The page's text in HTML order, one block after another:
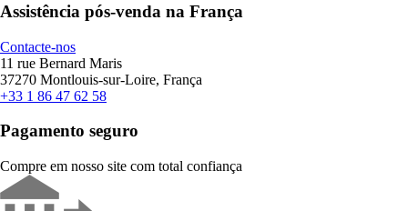
Assistência pós-venda na França
Contacte-nos
11 rue Bernard Maris
37270 Montlouis-sur-Loire, França
+33 1 86 47 62 58
Pagamento seguro
Compre em nosso site com total confiança